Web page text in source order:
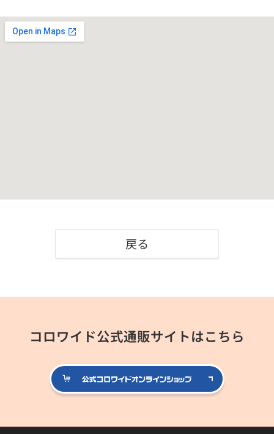
戻る
コロワイド公式通販サイトはこちら
公式コロ